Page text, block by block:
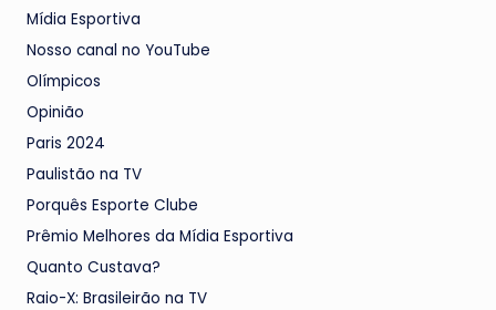
Mídia Esportiva
Nosso canal no YouTube
Olímpicos
Opinião
Paris 2024
Paulistão na TV
Porquês Esporte Clube
Prêmio Melhores da Mídia Esportiva
Quanto Custava?
Raio-X: Brasileirão na TV